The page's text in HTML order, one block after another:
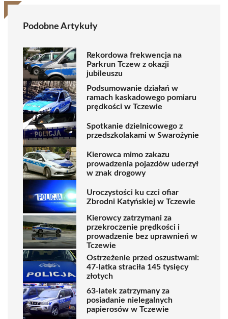
Podobne Artykuły
Rekordowa frekwencja na
Parkrun Tczew z okazji
jubileuszu
Podsumowanie działań w
ramach kaskadowego pomiaru
prędkości w Tczewie
Spotkanie dzielnicowego z
przedszkolakami w Swarożynie
Kierowca mimo zakazu
prowadzenia pojazdów uderzył
w znak drogowy
Uroczystości ku czci ofiar
Zbrodni Katyńskiej w Tczewie
Kierowcy zatrzymani za
przekroczenie prędkości i
prowadzenie bez uprawnień w
Tczewie
Ostrzeżenie przed oszustwami:
47-latka straciła 145 tysięcy
złotych
63-latek zatrzymany za
posiadanie nielegalnych
papierosów w Tczewie